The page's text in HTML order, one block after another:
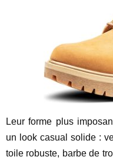
Leur forme plus
un look casual solide :
toile robuste, barbe de